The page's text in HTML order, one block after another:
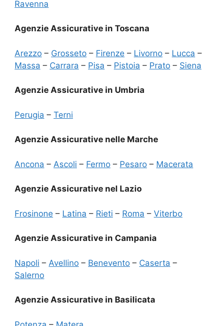
Ravenna
Agenzie Assicurative in Toscana
Arezzo – Grosseto – Firenze – Livorno – Lucca –
Massa – Carrara – Pisa – Pistoia – Prato – Siena
Agenzie Assicurative in Umbria
Perugia – Terni
Agenzie Assicurative nelle Marche
Ancona – Ascoli – Fermo – Pesaro – Macerata
Agenzie Assicurative nel Lazio
Frosinone – Latina – Rieti – Roma – Viterbo
Agenzie Assicurative in Campania
Napoli – Avellino – Benevento – Caserta –
Salerno
Agenzie Assicurative in Basilicata